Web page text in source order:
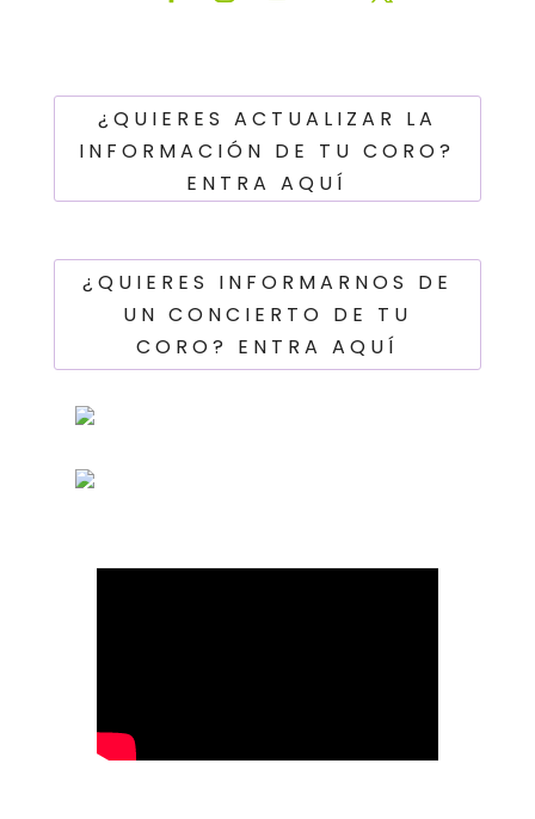
¿QUIERES ACTUALIZAR LA
INFORMACIÓN DE TU CORO?
ENTRA AQUÍ
¿QUIERES INFORMARNOS DE
UN CONCIERTO DE TU
CORO? ENTRA AQUÍ